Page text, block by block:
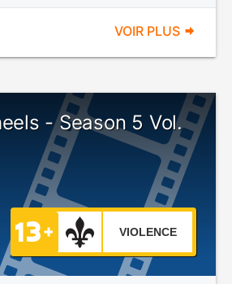
VOIR PLUS
- Season 5 Vol.
VIOLENCE